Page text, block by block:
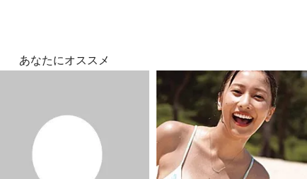
あなたにオススメ